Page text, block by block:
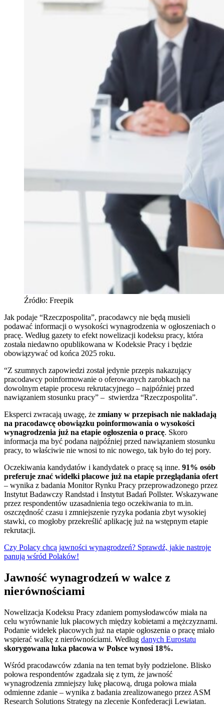
Źródło: Freepik
Jak podaje “Rzeczpospolita”, pracodawcy nie będą musieli
podawać informacji o wysokości wynagrodzenia w ogłoszeniach o
pracę. Według gazety to efekt nowelizacji kodeksu pracy, która
została niedawno opublikowana w Kodeksie Pracy i będzie
obowiązywać od końca 2025 roku.
“Z szumnych zapowiedzi został jedynie przepis nakazujący
pracodawcy poinformowanie o oferowanych zarobkach na
dowolnym etapie procesu rekrutacyjnego – najpóźniej przed
nawiązaniem stosunku pracy” – stwierdza “Rzeczpospolita”.
Eksperci zwracają uwagę, że zmiany w przepisach nie nakładają
na pracodawcę obowiązku poinformowania o wysokości
wynagrodzenia już na etapie ogłoszenia o pracę. Skoro
informacja ma być podana najpóźniej przed nawiązaniem stosunku
pracy, to właściwie nie wnosi to nic nowego, tak było do tej pory.
Oczekiwania kandydatów i kandydatek o pracę są inne. 91% osób
preferuje znać widełki płacowe już na etapie przeglądania ofert
– wynika z badania Monitor Rynku Pracy przeprowadzonego przez
Instytut Badawczy Randstad i Instytut Badań Pollster. Wskazywane
przez respondentów uzasadnienia tego oczekiwania to m.in.
oszczędność czasu i zmniejszenie ryzyka podania zbyt wysokiej
stawki, co mogłoby przekreślić aplikację już na wstępnym etapie
rekrutacji.
Czy Polacy chcą jawności wynagrodzeń? Sprawdź, jakie nastroje
panują wśród Polaków!
Jawność wynagrodzeń w walce z
nierównościami
Nowelizacja Kodeksu Pracy zdaniem pomysłodawców miała na
celu wyrównanie luk płacowych między kobietami a mężczyznami.
Podanie widełek płacowych już na etapie ogłoszenia o pracę miało
wspierać walkę z nierównościami. Według danych Eurostatu
skorygowana luka płacowa w Polsce wynosi 18%.
Wśród pracodawców zdania na ten temat były podzielone. Blisko
połowa respondentów zgadzała się z tym, że jawność
wynagrodzenia zmniejszy lukę płacową, druga połowa miała
odmienne zdanie – wynika z badania zrealizowanego przez ASM
Research Solutions Strategy na zlecenie Konfederacji Lewiatan.